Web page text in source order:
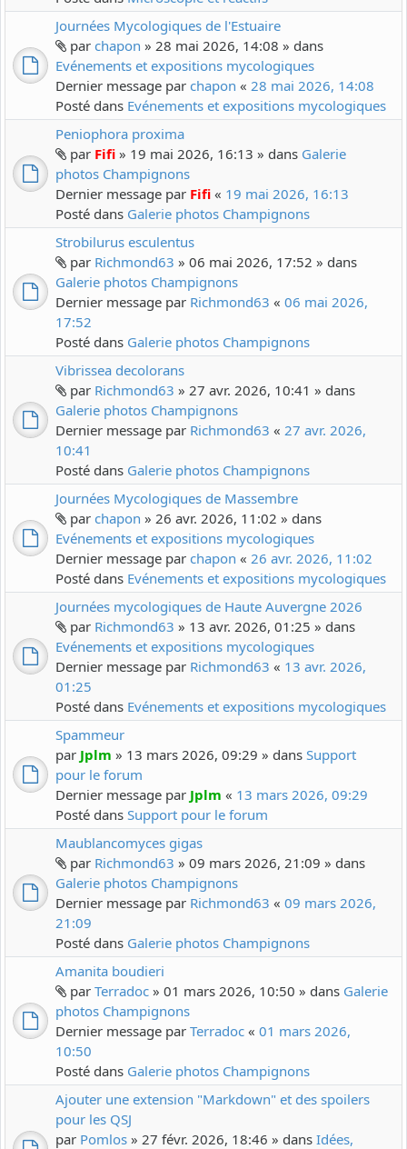
Journées Mycologiques de l'Estuaire
par chapon » 28 mai 2026, 14:08 » dans
Evénements et expositions mycologiques
Dernier message par chapon « 28 mai 2026, 14:08
Posté dans Evénements et expositions mycologiques
Peniophora proxima
par Fifi » 19 mai 2026, 16:13 » dans Galerie
photos Champignons
Dernier message par Fifi « 19 mai 2026, 16:13
Posté dans Galerie photos Champignons
Strobilurus esculentus
par Richmond63 » 06 mai 2026, 17:52 » dans
Galerie photos Champignons
Dernier message par Richmond63 « 06 mai 2026,
17:52
Posté dans Galerie photos Champignons
Vibrissea decolorans
par Richmond63 » 27 avr. 2026, 10:41 » dans
Galerie photos Champignons
Dernier message par Richmond63 « 27 avr. 2026,
10:41
Posté dans Galerie photos Champignons
Journées Mycologiques de Massembre
par chapon » 26 avr. 2026, 11:02 » dans
Evénements et expositions mycologiques
Dernier message par chapon « 26 avr. 2026, 11:02
Posté dans Evénements et expositions mycologiques
Journées mycologiques de Haute Auvergne 2026
par Richmond63 » 13 avr. 2026, 01:25 » dans
Evénements et expositions mycologiques
Dernier message par Richmond63 « 13 avr. 2026,
01:25
Posté dans Evénements et expositions mycologiques
Spammeur
par Jplm » 13 mars 2026, 09:29 » dans Support
pour le forum
Dernier message par Jplm « 13 mars 2026, 09:29
Posté dans Support pour le forum
Maublancomyces gigas
par Richmond63 » 09 mars 2026, 21:09 » dans
Galerie photos Champignons
Dernier message par Richmond63 « 09 mars 2026,
21:09
Posté dans Galerie photos Champignons
Amanita boudieri
par Terradoc » 01 mars 2026, 10:50 » dans Galerie
photos Champignons
Dernier message par Terradoc « 01 mars 2026,
10:50
Posté dans Galerie photos Champignons
Ajouter une extension "Markdown" et des spoilers
pour les QSJ
par Pomlos » 27 févr. 2026, 18:46 » dans Idées,